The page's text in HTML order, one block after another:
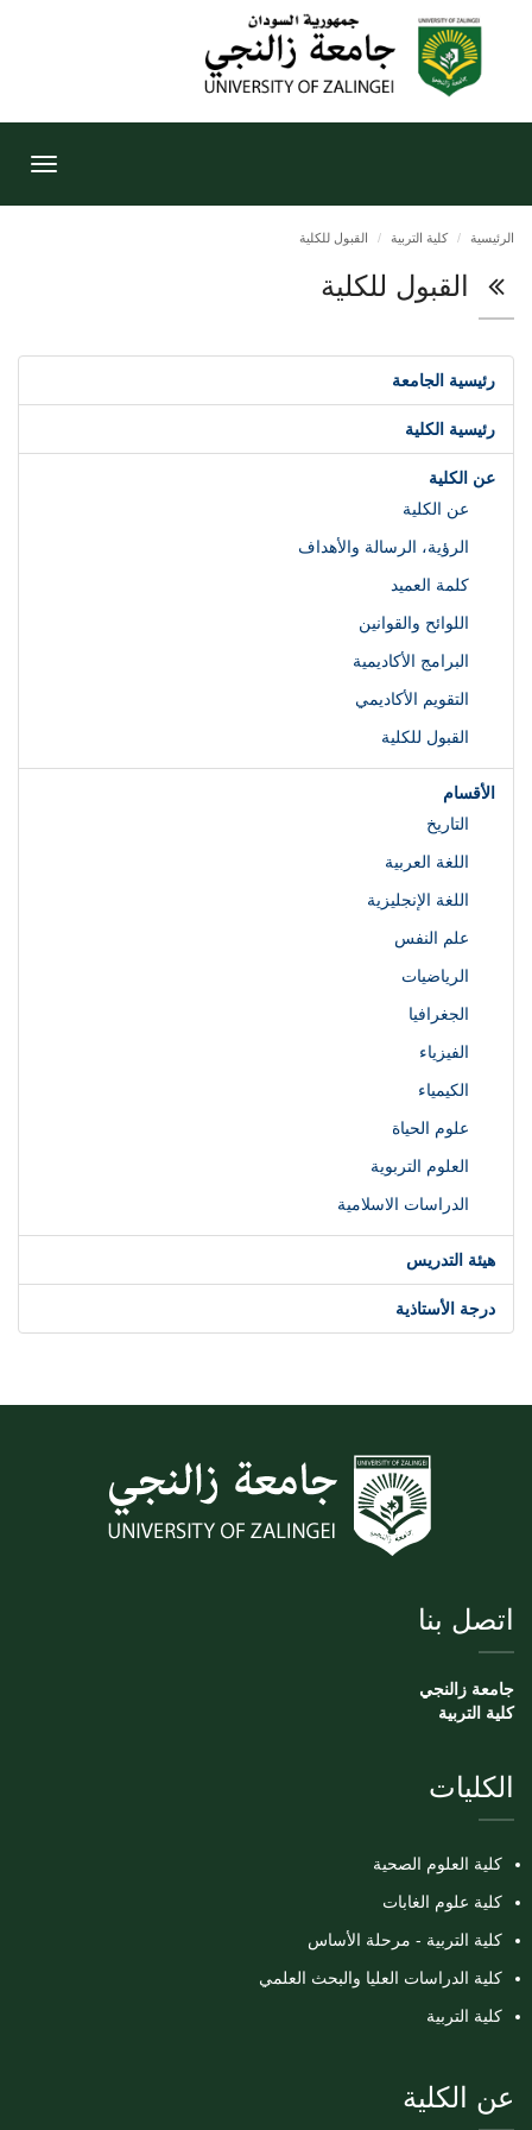
الرئيسية كلية التربية القبول للكلية
القبول للكلية
رئيسية الجامعة
رئيسية الكلية
عن الكلية
عن الكلية
الرؤية، الرسالة والأهداف
كلمة العميد
اللوائح والقوانين
البرامج الأكاديمية
التقويم الأكاديمي
القبول للكلية
الأقسام
التاريخ
اللغة العربية
اللغة الإنجليزية
علم النفس
الرياضيات
الجغرافيا
الفيزياء
الكيمياء
علوم الحياة
العلوم التربوية
الدراسات الاسلامية
هيئة التدريس
درجة الأستاذية
اتصل بنا
جامعة زالنجي
كلية التربية
الكليات
كلية العلوم الصحية
كلية علوم الغابات
كلية التربية - مرحلة الأساس
كلية الدراسات العليا والبحث العلمي
كلية التربية
عن الكلية